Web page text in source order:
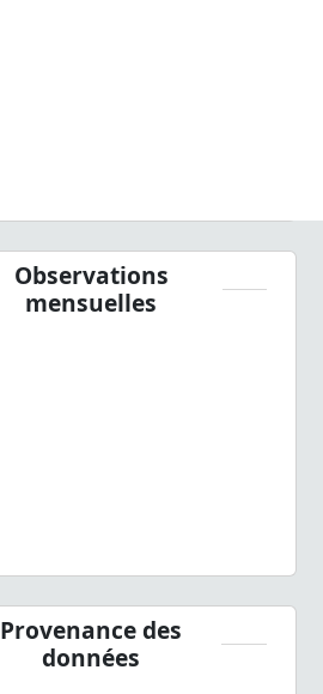
Observations
mensuelles
Provenance des
données